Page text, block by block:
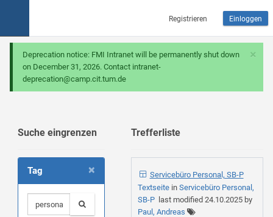
Registrieren Einloggen
×
Deprecation notice: FMI Intranet will be permanently shut down
on December 31, 2026. Contact intranet-
deprecation@camp.cit.tum.de
Suche eingrenzen
×
Tag
Trefferliste
Servicebüro Personal, SB-P
Textseite in Servicebüro Personal,
SB-Plast modified 24.10.2025by
Paul, Andreas